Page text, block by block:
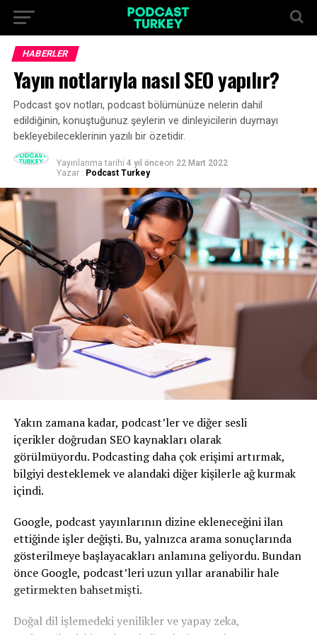
HABERLER
Yayın notlarıyla nasıl SEO yapılır?
Podcast şov notları, podcast bölümünüze nelerin dahil
edildiğinin, konuştuğunuz şeylerin ve dinleyicilerin duymayı
bekleyebileceklerinin yazılı bir özetidir.
Yayınlanma tarihi 4 yıl önceon 22 Mart 2022
Yazar : Podcast Turkey
Yakın zamana kadar, podcast’ler ve diğer sesli
içerikler doğrudan SEO kaynaklarıolarak
görülmüyordu. Podcasting daha çok erişimi artırmak,
bilgiyi desteklemek ve alandaki diğer kişilerle ağ kurmak
içindi.
Google, podcast yayınlarının dizine ekleneceğini ilan
ettiğinde işler değişti. Bu, yalnızca arama sonuçlarında
gösterilmeye başlayacakları anlamına geliyordu. Bundan
önce Google, podcast’leri uzun yıllar aranabilir hale
getirmekten bahsetmişti.
Doğal dil işlemedeki yenilikler ve yapay zeka,